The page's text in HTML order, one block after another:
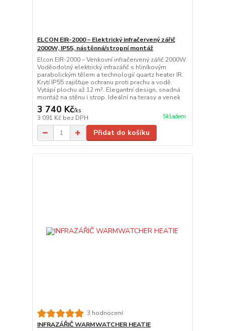
ELCON EIR-2000 – Elektrický infračervený zářič
2000W, IP55, nástěnná/stropní montáž
Elcon EIR-2000 – Venkovní infračervený zářič 2000W.
Voděodolný elektrický infrazářič s hliníkovým
parabolickým tělem a technologií quartz heater IR.
Krytí IP55 zajišťuje ochranu proti prachu a vodě.
Vytápí plochu až 12 m². Elegantní design, snadná
montáž na stěnu i strop. Ideální na terasy a venek
3 740 Kč/ks
3 091 Kč bez DPH Skladem
Přidat do košíku
3 hodnocení
INFRAZÁŘIČ WARMWATCHER HEATIE